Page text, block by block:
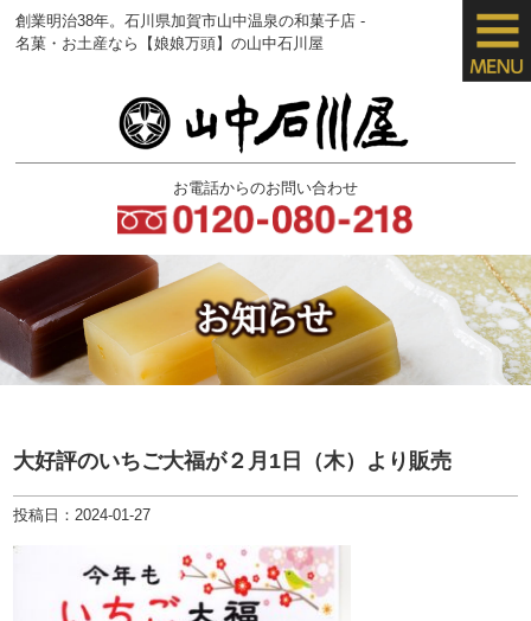
創業明治38年。石川県加賀市山中温泉の和菓子店 -
名菓・お土産なら【娘娘万頭】の山中石川屋
お電話からのお問い合わせ
大好評のいちご大福が２月1日（木）より販売
投稿日：2024-01-27